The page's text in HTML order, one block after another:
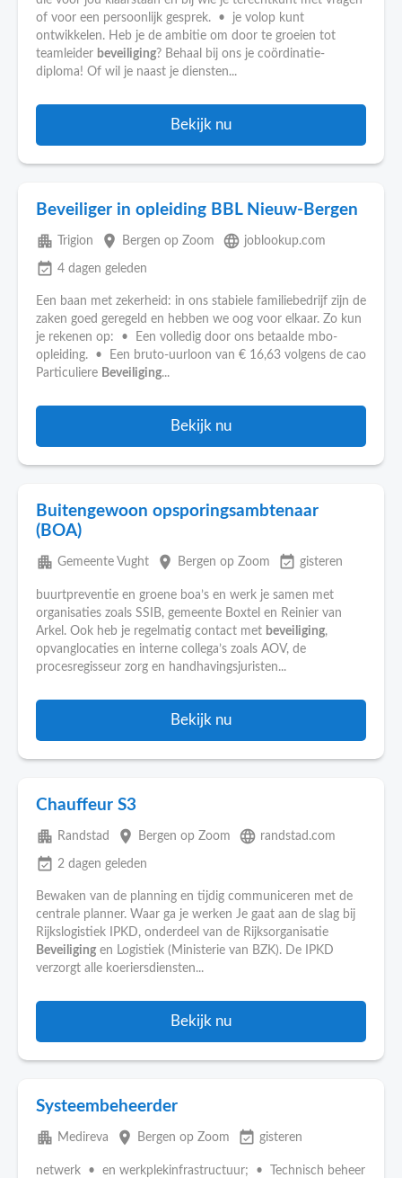
of voor een persoonlijk gesprek. • je volop kunt
ontwikkelen. Heb je de ambitie om door te groeien tot
teamleider beveiliging? Behaal bij ons je coördinatie-
diploma! Of wil je naast je diensten...
Bekijk nu
Beveiliger in opleiding BBL Nieuw-Bergen
apartment Trigion place Bergen op Zoom language joblookup.com
event_available 4 dagen geleden
Een baan met zekerheid: in ons stabiele familiebedrijf zijn de
zaken goed geregeld en hebben we oog voor elkaar. Zo kun
je rekenen op: • Een volledig door ons betaalde mbo-
opleiding. • Een bruto-uurloon van € 16,63 volgens de cao
Particuliere Beveiliging...
Bekijk nu
Buitengewoon opsporingsambtenaar
(BOA)
apartment Gemeente Vught place Bergen op Zoom event_available gisteren
buurtpreventie en groene boa’s en werk je samen met
organisaties zoals SSIB, gemeente Boxtel en Reinier van
Arkel. Ook heb je regelmatig contact met beveiliging,
opvanglocaties en interne collega’s zoals AOV, de
procesregisseur zorg en handhavingsjuristen...
Bekijk nu
Chauffeur S3
apartment Randstad place Bergen op Zoom language randstad.com
event_available 2 dagen geleden
Bewaken van de planning en tijdig communiceren met de
centrale planner. Waar ga je werken Je gaat aan de slag bij
Rijkslogistiek IPKD, onderdeel van de Rijksorganisatie
Beveiliging en Logistiek (Ministerie van BZK). De IPKD
verzorgt alle koeriersdiensten...
Bekijk nu
Systeembeheerder
apartment Medireva place Bergen op Zoom event_available gisteren
netwerk • en werkplekinfrastructuur; • Technisch beheer